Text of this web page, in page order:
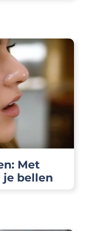
Met
je bellen